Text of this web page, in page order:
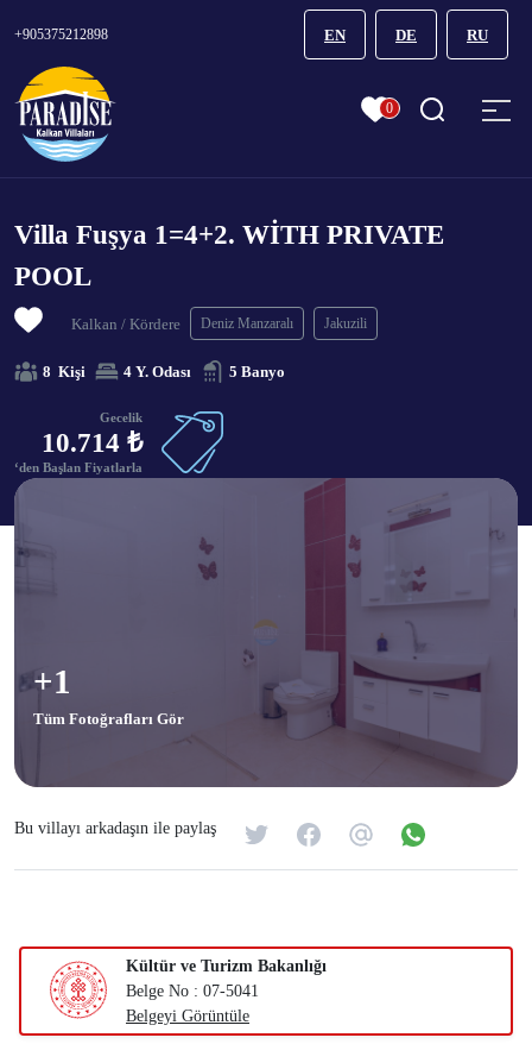
+905375212898 EN DE RU
0
Villa Fuşya 1=4+2. WİTH PRIVATE
POOL
Kalkan / Kördere Deniz Manzaralı Jakuzili
8 Kişi 4 Y. Odası 5 Banyo
Gecelik
10.714 ₺
‘den Başlan Fiyatlarla
+1
Tüm Fotoğrafları Gör
Bu villayı arkadaşın ile paylaş
Kültür ve Turizm Bakanlığı
Belge No : 07-5041
Belgeyi Görüntüle